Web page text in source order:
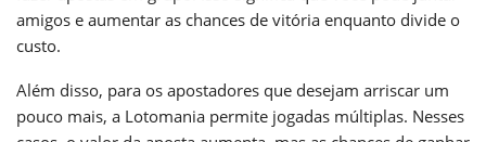
amigos e aumentar as chances de vitória enquanto divide o
custo.
Além disso, para os apostadores que desejam arriscar um
pouco mais, a Lotomania permite jogadas múltiplas. Nesses